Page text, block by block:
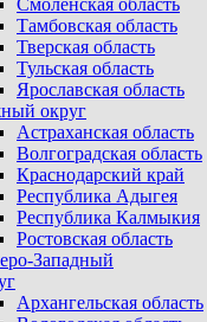
Смоленская область
Тамбовская область
Тверская область
Тульская область
Ярославская область
округ
Астраханская область
Волгоградская область
Краснодарский край
Республика Адыгея
Республика Калмыкия
Ростовская область
Западный
Архангельская область